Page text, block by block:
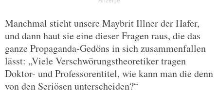
Manchmal sticht unsere Maybrit Illner der Hafer,
und dann haut sie eine dieser Fragen raus, die das
ganze Propaganda-Gedöns in sich zusammenfallen
lässt: „Viele Verschwörungstheoretiker tragen
Doktor- und Professorentitel, wie kann man die denn
von den Seriösen unterscheiden?“